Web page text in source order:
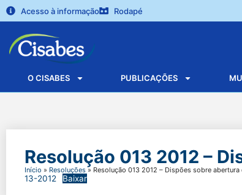
Acesso à informação Rodapé
O CISABES PUBLICAÇÕES
Resolução 013 2012 –
Início » Resoluções» Resolução 013 2012 – Dispões sobre
13-2012 Baixar